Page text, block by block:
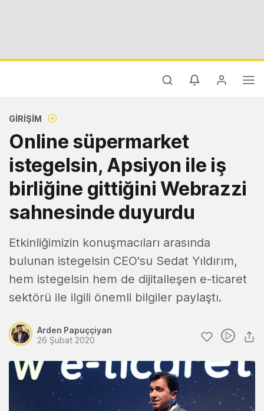
GIRIŞIM
Online süpermarket
istegelsin, Apsiyon ile iş
birliğine gittiğini Webrazzi
sahnesinde duyurdu
Etkinliğimizin konuşmacıları arasında
bulunan istegelsin CEO'su Sedat Yıldırım,
hem istegelsin hem de dijitalleşen e-ticaret
sektörü ile ilgili önemli bilgiler paylaştı.
Arden Papuççiyan
26 Şubat 2020